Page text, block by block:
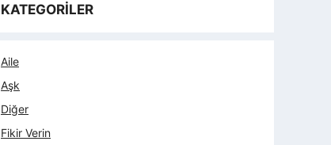
KATEGORİLER
Aile
Aşk
Diğer
Fikir Verin